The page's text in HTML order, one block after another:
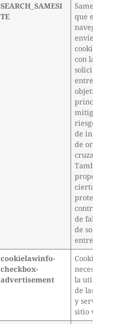
SEARCH_SAMESI
TE
SameSite
que el
navegador
envíe esta
cookie junto
con las
solicitudes
entre sitios.
objetivo
principal es
mitigar el
riesgo de
de
de origen
cruzado.
También
proporciona
cierta
protección
contra
de
de
entre sitios.
cookielawinfo-
checkbox-
advertisement
Cookie
necesaria
la
de las
y servicios
sitio web